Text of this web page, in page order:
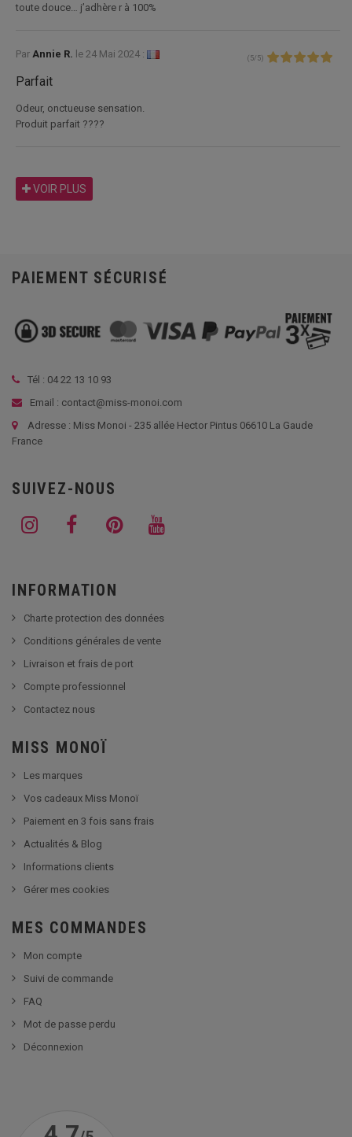
toute douce… j’adhère r à 100%
Par Annie R. le 24 Mai 2024 : ( 5/ 5)
Parfait
Odeur, onctueuse sensation.
Produit parfait ????
VOIR PLUS
PAIEMENT SÉCURISÉ
Tél : 04 22 13 10 93
Email : contact@miss-monoi.com
Adresse : Miss Monoi - 235 allée Hector Pintus 06610 La Gaude
France
SUIVEZ-NOUS
INFORMATION
Charte protection des données
Conditions générales de vente
Livraison et frais de port
Compte professionnel
Contactez nous
MISS MONOÏ
Les marques
Vos cadeaux Miss Monoï
Paiement en 3 fois sans frais
Actualités & Blog
Informations clients
Gérer mes cookies
MES COMMANDES
Mon compte
Suivi de commande
FAQ
Mot de passe perdu
Déconnexion